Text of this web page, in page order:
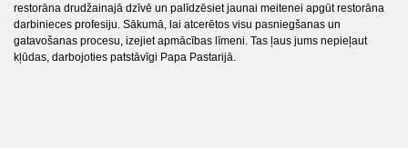
restorāna drudžainajā dzīvē un palīdzēsiet jaunai meitenei apgūt restorāna
darbinieces profesiju. Sākumā, lai atcerētos visu pasniegšanas un
gatavošanas procesu, izejiet apmācības līmeni. Tas ļaus jums nepieļaut
kļūdas, darbojoties patstāvīgi Papa Pastarijā.